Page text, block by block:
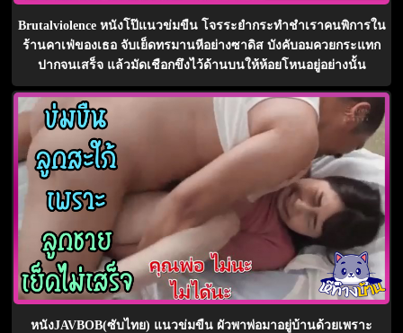
Brutalviolence หนังโป๊แนวข่มขืน โจรระยำกระทำชำเราคนพิการใน
ร้านคาเฟ่ของเธอ จับเย็ดทรมานหีอย่างซาดิส บังคับอมควยกระแทก
ปากจนเสร็จ แล้วมัดเชือกขึงไว้ด้านบนให้ห้อยโหนอยู่อย่างนั้น
หนังJAVBOB(ซับไทย) แนวข่มขืน ผัวพาพ่อมาอยู่บ้านด้วยเพราะ